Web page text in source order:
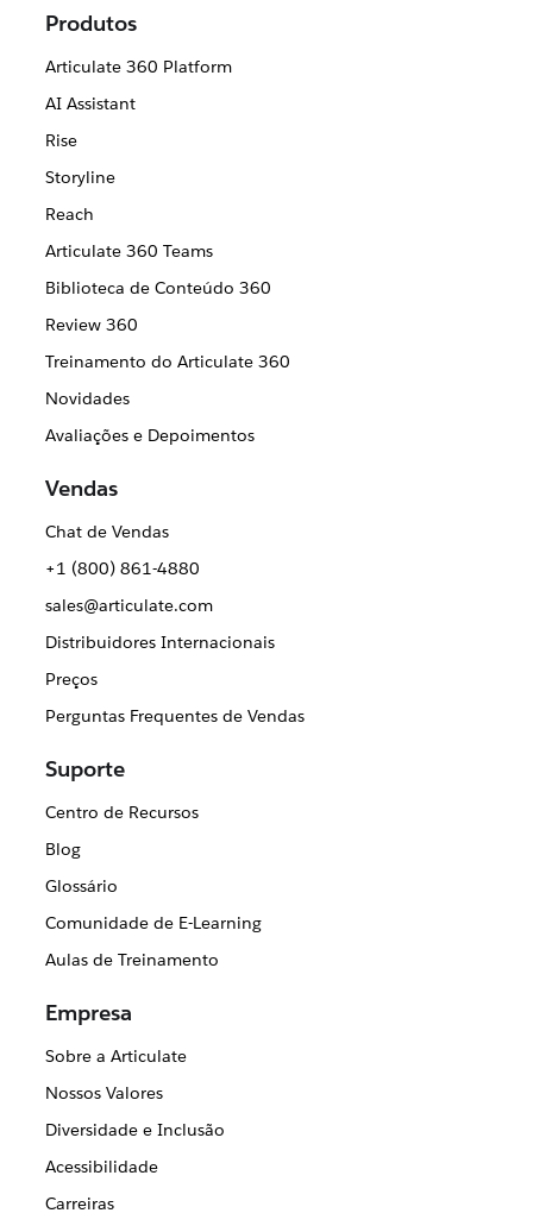
Produtos
Articulate 360 Platform
AI Assistant
Rise
Storyline
Reach
Articulate 360 Teams
Biblioteca de Conteúdo 360
Review 360
Treinamento do Articulate 360
Novidades
Avaliações e Depoimentos
Vendas
Chat de Vendas
+1 (800) 861-4880
sales@articulate.com
Distribuidores Internacionais
Preços
Perguntas Frequentes de Vendas
Suporte
Centro de Recursos
Blog
Glossário
Comunidade de E-Learning
Aulas de Treinamento
Empresa
Sobre a Articulate
Nossos Valores
Diversidade e Inclusão
Acessibilidade
Carreiras